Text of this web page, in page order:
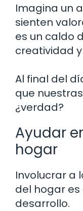
Imagina un
sienten
es un caldo
creatividad
Al final del
que
¿verdad?
Ayudar
hogar
Involucrar a
del hogar
desarrollo.